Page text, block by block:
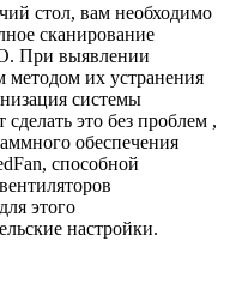
стол, вам необходимо
сканирование
При выявлении
их устранения
системы
это без проблем ,
обеспечения
способной
этого
настройки.